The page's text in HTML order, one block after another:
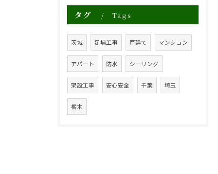
タグ Tags
茨城 足場工事 戸建て マンション
アパート 防水 シーリング
架設工事 安心安全 千葉 埼玉
栃木